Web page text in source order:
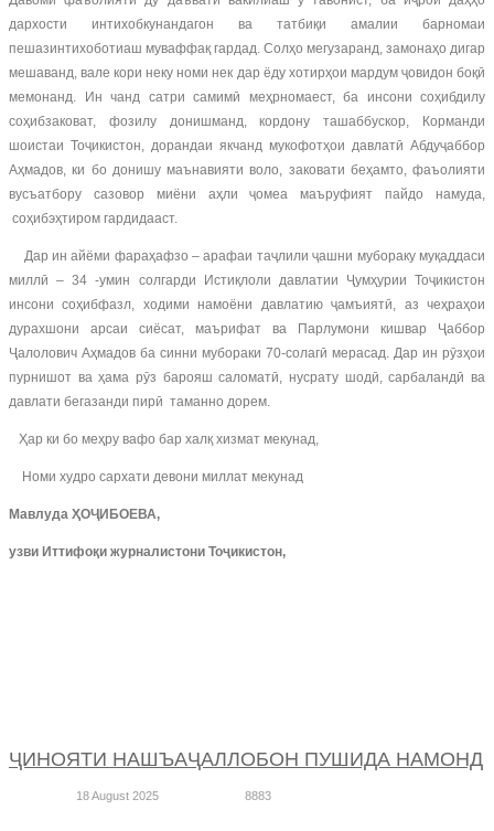
дархости интихобкунандагон ва татбиқи амалии барномаи
пешазинтихоботиаш муваффақ гардад. Солҳо мегузаранд, замонаҳо дигар
мешаванд, вале кори неку номи нек дар ёду хотирҳои мардум ҷовидон боқӣ
мемонанд. Ин чанд сатри самимӣ меҳрномаест, ба инсони соҳибдилу
соҳибзаковат, фозилу донишманд, кордону ташаббускор, Корманди
шоистаи Тоҷикистон, дорандаи якчанд мукофотҳои давлатӣ Абдуҷаббор
Аҳмадов, ки бо донишу маънавияти воло, заковати беҳамто, фаъолияти
вусъатбору сазовор миёни аҳли ҷомеа маъруфият пайдо намуда,
соҳибэҳтиром гардидааст.
Дар ин айёми фараҳафзо – арафаи таҷлили ҷашни мубораку муқаддаси
миллӣ – 34 -умин солгарди Истиқлоли давлатии Ҷумҳурии Тоҷикистон
инсони соҳибфазл, ходими намоёни давлатию ҷамъиятӣ, аз чеҳраҳои
дурахшони арсаи сиёсат, маърифат ва Парлумони кишвар Ҷаббор
Ҷалолович Аҳмадов ба синни мубораки 70-солагӣ мерасад. Дар ин рӯзҳои
пурнишот ва ҳама рӯз барояш саломатӣ, нусрату шодӣ, сарбаландӣ ва
давлати бегазанди пирӣ таманно дорем.
Ҳар ки бо меҳру вафо бар халқ хизмат мекунад,
Номи худро сархати девони миллат мекунад
Мавлуда ҲОҶИБОЕВА,
узви Иттифоқи журналистони Тоҷикистон,
ҶИНОЯТИ НАШЪАҶАЛЛОБОН ПУШИДА НАМОНД
18 August 2025 8883